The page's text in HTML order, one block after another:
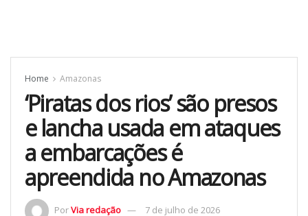
Home Amazonas
‘Piratas dos rios’ são presos
e lancha usada em ataques
a embarcações é
apreendida no Amazonas
PorVia redação 7 de julho de 2026